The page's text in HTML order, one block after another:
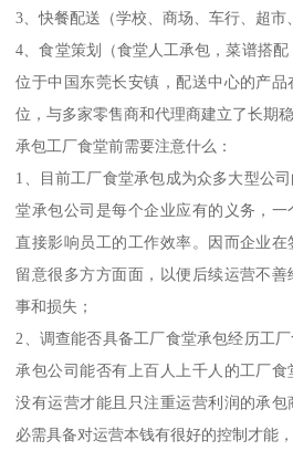
3、快餐配送（学校、商场、车行、超市
4、食堂策划（食堂人工承包，菜谱搭
位于中国东莞长安镇，配送中心的产
位，与多家零售商和代理商建立了长期
承包工厂食堂前需要注意什么：
1、目前工厂食堂承包成为众多大型公
堂承包公司是每个企业应有的义务，
直接影响员工的工作效率。因而企业
留意很多方方面面，以便后续运营不
事和损失；
2、调查能否具备工厂食堂承包经历工
承包公司能否有上百人上千人的工厂
没有运营才能且只注重运营利润的承
必需具备对运营本钱有很好的控制才能